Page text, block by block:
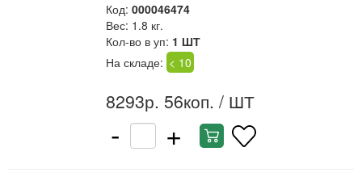
Код: 000046474
Вес: 1.8 кг.
Кол-во в уп: 1 ШТ
На складе: < 10
8293р. 56коп. / ШТ
- +